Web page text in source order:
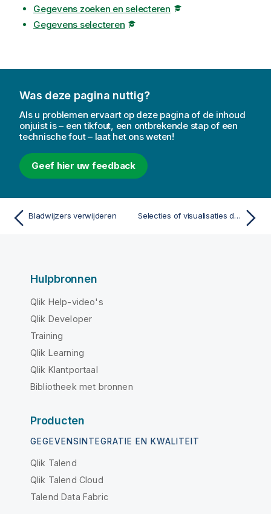
Gegevens zoeken en selecteren
Gegevens selecteren
Was deze pagina nuttig?
Als u problemen ervaart op deze pagina of de inhoud
onjuist is – een tikfout, een ontbrekende stap of een
technische fout – laat het ons weten!
Geef hier uw feedback
Bladwijzers verwijderen Selecties of visualisaties doorzoeken
Hulpbronnen
Qlik Help-video's
Qlik Developer
Training
Qlik Learning
Qlik Klantportaal
Bibliotheek met bronnen
Producten
GEGEVENSINTEGRATIE EN KWALITEIT
Qlik Talend
Qlik Talend Cloud
Talend Data Fabric